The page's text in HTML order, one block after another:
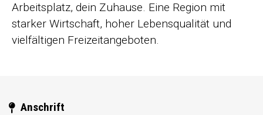
Arbeitsplatz, dein Zuhause. Eine Region mit
starker Wirtschaft, hoher Lebensqualität und
vielfältigen Freizeitangeboten.
Anschrift